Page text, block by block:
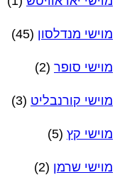
מוישי מנדלסון (45)
מוישי סופר (2)
מוישי קורנבליט (3)
מוישי קץ (5)
מוישי שרמן (2)